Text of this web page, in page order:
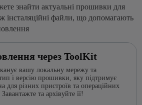
знайти актуальні прошивки для
інсталяційні файли, що допомагають
через ToolKit
вашу локальну мережу та
і версію прошивки, яку підтримує
для різних пристроїв та операційних
та архівуйте її!